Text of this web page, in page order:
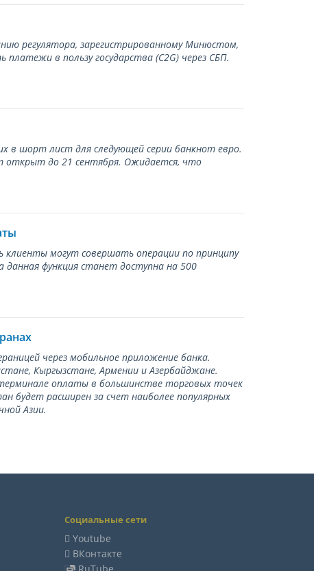
регулятора, зарегистрированному Минюстом,
в пользу государства (С2G) через СБП.
в шорт лист для следующей серии банкнот евро.
открыт до 21 сентября. Ожидается, что
клиенты могут совершать операции по принципу
данная функция станет доступна на 500
через мобильное приложение банка.
Кыргызстане, Армении и Азербайджане.
оплаты в большинстве торговых точек
будет расширен за счет наиболее популярных
Азии.
Социальные сети
Youtube
ВКонтакте